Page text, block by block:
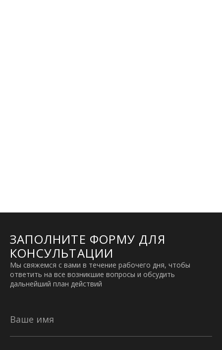
ЗАПОЛНИТЕ ФОРМУ ДЛЯ
КОНСУЛЬТАЦИИ
Мы свяжемся с вами в течение рабочего дня, чтобы
ответить на все возникшие вопросы и обсудить
дальнейший план действий
Ваше имя